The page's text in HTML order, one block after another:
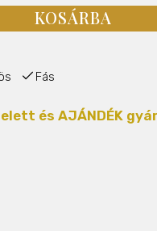
KOSÁRBA
Fás
és AJÁNDÉK